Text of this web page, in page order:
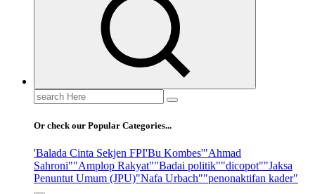
Search
for:
Or check our Popular Categories...
'Balada Cinta Sekjen FPI'Bu Kombes'"Ahmad
Sahroni""Amplop Rakyat""Badai politik""dicopot""Jaksa
Penuntut Umum (JPU)"Nafa Urbach""penonaktifan kader"